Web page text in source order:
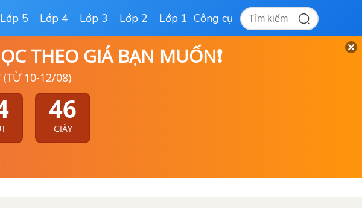
Lớp 5 Lớp 4 Lớp 3 Lớp 2 Lớp 1 Công cụ
THEO GIÁ BẠN MUỐN❗
(TỪ 10-12/08)
45
GIÂY